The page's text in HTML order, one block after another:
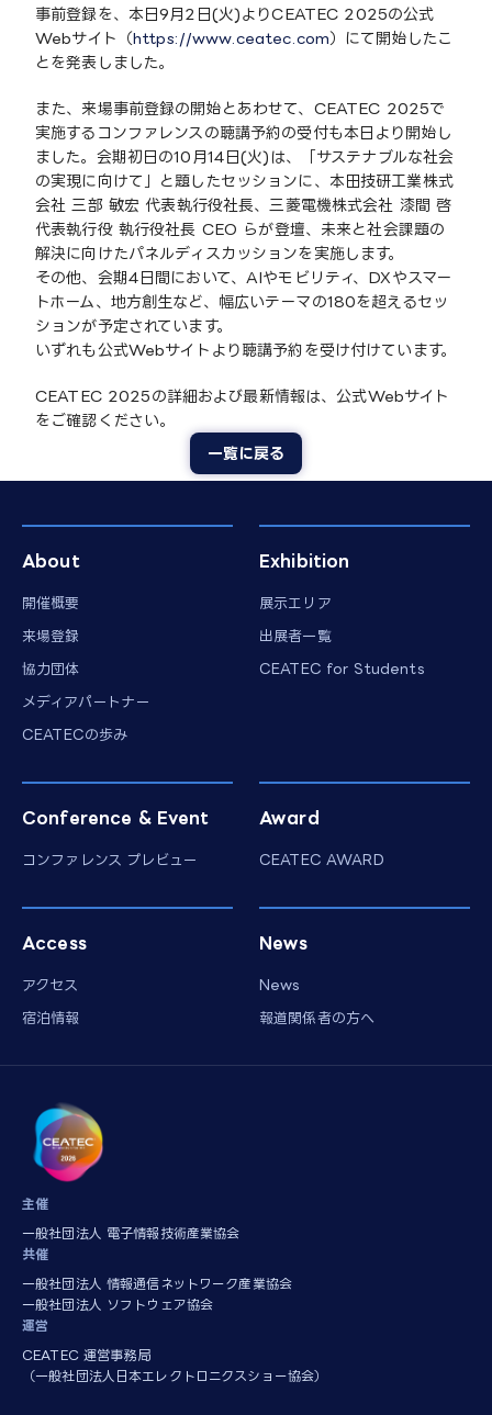
事前登録を、本日9月2日(火)よりCEATEC 2025の公式
Webサイト（https://www.ceatec.com）にて開始したこ
とを発表しました。
また、来場事前登録の開始とあわせて、CEATEC 2025で
実施するコンファレンスの聴講予約の受付も本日より開始し
ました。会期初日の10月14日(火)は、「サステナブルな社会
の実現に向けて」と題したセッションに、本田技研工業株式
会社 三部 敏宏 代表執行役社長、三菱電機株式会社 漆間 啓
代表執行役 執行役社長 CEO らが登壇、未来と社会課題の
解決に向けたパネルディスカッションを実施します。
その他、会期4日間において、AIやモビリティ、DXやスマー
トホーム、地方創生など、幅広いテーマの180を超えるセッ
ションが予定されています。
いずれも公式Webサイトより聴講予約を受け付けています。
CEATEC 2025の詳細および最新情報は、公式Webサイト
をご確認ください。
一覧に戻る
About
開催概要
来場登録
協力団体
メディアパートナー
CEATECの歩み
Exhibition
展示エリア
出展者一覧
CEATEC for Students
Conference & Event
コンファレンス プレビュー
Award
CEATEC AWARD
Access
アクセス
宿泊情報
News
News
報道関係者の方へ
主催
一般社団法人 電子情報技術産業協会
共催
一般社団法人 情報通信ネットワーク産業協会
一般社団法人 ソフトウェア協会
運営
CEATEC 運営事務局
（一般社団法人日本エレクトロニクスショー協会）